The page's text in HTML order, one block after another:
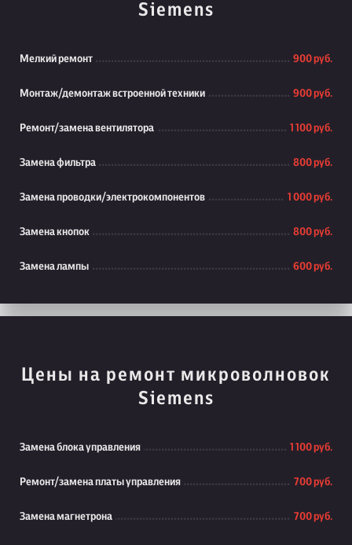
Siemens
Мелкий ремонт 900 руб.
Монтаж/демонтаж встроенной техники 900 руб.
Ремонт/замена вентилятора 1 100 руб.
Замена фильтра 800 руб.
Замена проводки/электрокомпонентов 1 000 руб.
Замена кнопок 800 руб.
Замена лампы 600 руб.
Цены на ремонт микроволновок
Siemens
Замена блока управления 1 100 руб.
Ремонт/замена платы управления 700 руб.
Замена магнетрона 700 руб.